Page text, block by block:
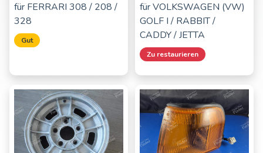
für FERRARI 308 / 208 /
328
Gut
fürVOLKSWAGEN (VW)
GOLF I / RABBIT /
CADDY / JETTA
Zu restaurieren